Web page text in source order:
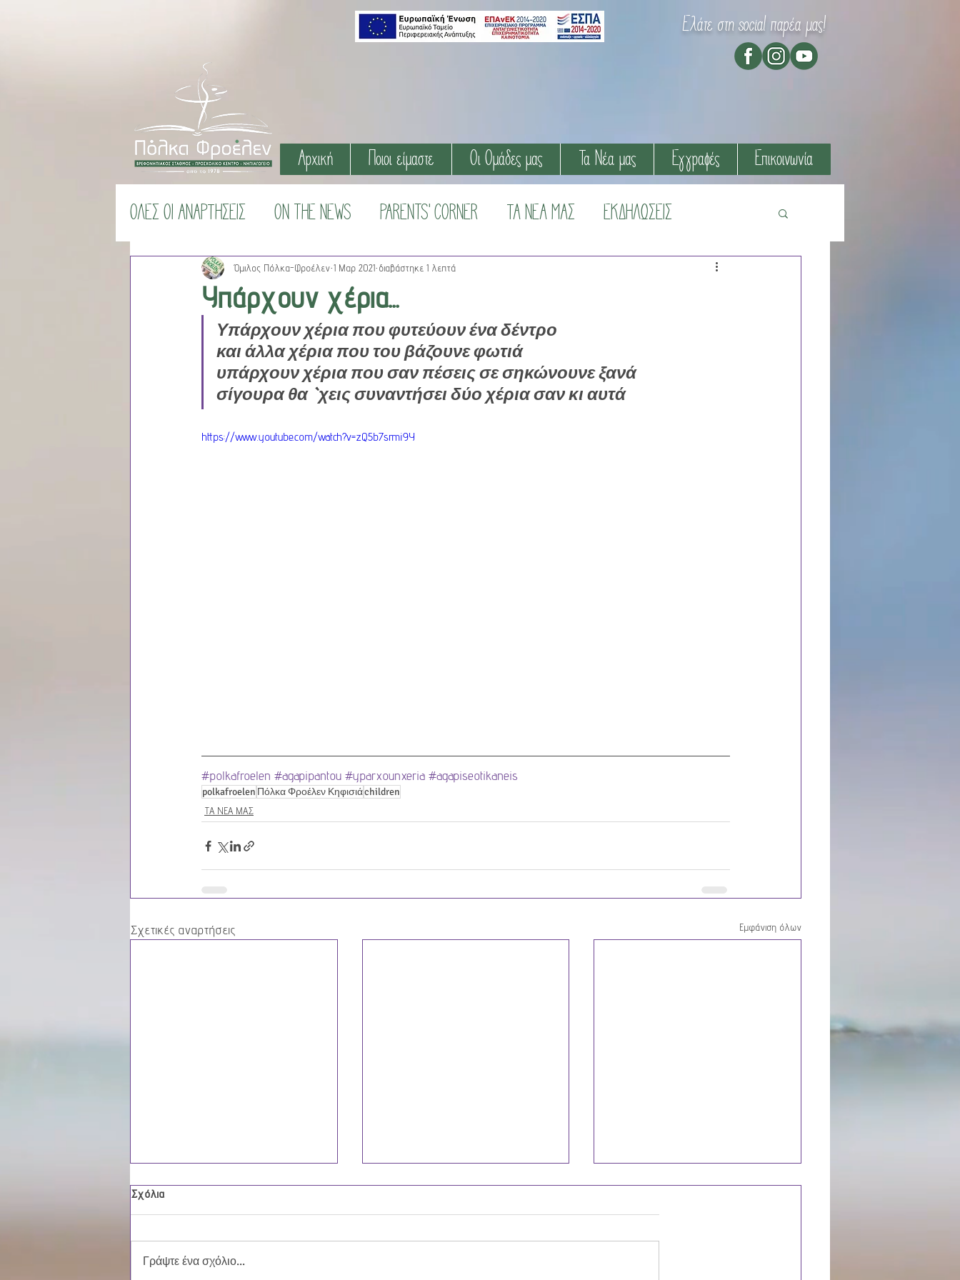
Ελάτε στη social παρέα μας!
Αρχική Ποιοι είμαστε Οι Ομάδες μας Τα Νέα μας Εγγραφές Επικοινωνία
ΟΛΕΣ ΟΙ ΑΝΑΡΤΗΣΕΙΣ ON THE NEWS PARENTS' CORNER ΤΑ ΝΕΑ ΜΑΣ ΕΚΔΗΛΩΣΕΙΣ
#ΜΕΝΟΥΜΕΣΠΙΤΙ ΚΑΤΑΣΚΕΥΕΣ ΜΕ ΠΗΛΟ
Υπάρχουν χέρια...
Όμιλος Πόλκα-Φροέλεν 1 Μαρ 2021 διαβάστηκε 1 λεπτά
Υπάρχουν χέρια που φυτεύουν ένα δέντρο
και άλλα χέρια που του βάζουνε φωτιά
υπάρχουν χέρια που σαν πέσεις σε σηκώνουνε ξανά
σίγουρα θα `χεις συναντήσει δύο χέρια σαν κι αυτά
https://www.youtube.com/watch?v=zQ5b7srmi9Y
#polkafroelen #agapipantou #yparxounxeria #agapiseotikaneis
polkafroelen Πόλκα Φροέλεν Κηφισιάchildren
ΤΑ ΝΕΑ ΜΑΣ
Σχετικές αναρτήσεις Εμφάνιση όλων
Σχόλια
Γράψτε ένα σχόλιο...